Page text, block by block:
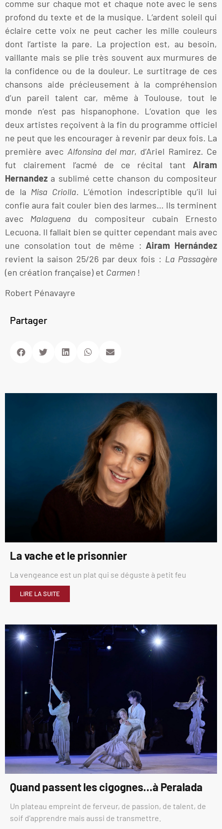
comme sur chaque mot et chaque note avec le sens
profond du texte et de la musique. L’ardent soleil qui
éclaire cette voix ne peut cacher les mille couleurs
dont l’artiste la pare. La projection est, au besoin,
vaillante mais se plie très souvent aux murmures de
la confidence ou de la douleur. Le surtitrage de ces
chansons aide précieusement à la compréhension
d’un pareil talent car, même à Toulouse, tout le
monde n’est pas hispanophone. L’ovation que les
deux artistes reçoivent à la fin du programme officiel
ne peut que les encourager à revenir par deux fois. La
première avec Alfonsina del mar, d’Ariel Ramirez. Ce
fut clairement l’acmé de ce récital tant Airam
Hernandez a sublimé cette chanson du compositeur
de la Misa Criolla. L’émotion indescriptible qu’il lui
confie aura fait couler bien des larmes… Ils terminent
avec Malaguena du compositeur cubain Ernesto
Lecuona. Il fallait bien se quitter cependant mais avec
une consolation tout de même : Airam Hernández
revient la saison 25/26 par deux fois : La Passagère
(en création française) et Carmen !
Robert Pénavayre
Partager
La vache et le prisonnier
La vengeance est un plat qui se déguste à petit feu
LIRE LA SUITE
Quand passent les cigognes…à Peralada
Un plateau empreint de ferveur, de passion, de talent, de
soif d’apprendre mais aussi de transmettre.